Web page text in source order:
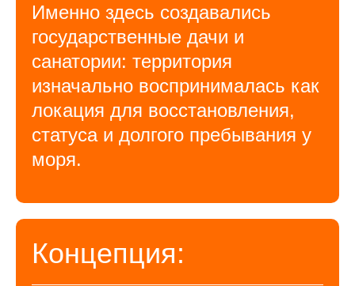
Именно здесь создавались
государственные дачи и
санатории: территория
изначально воспринималась как
локация для восстановления,
статуса и долгого пребывания у
моря.
Концепция: